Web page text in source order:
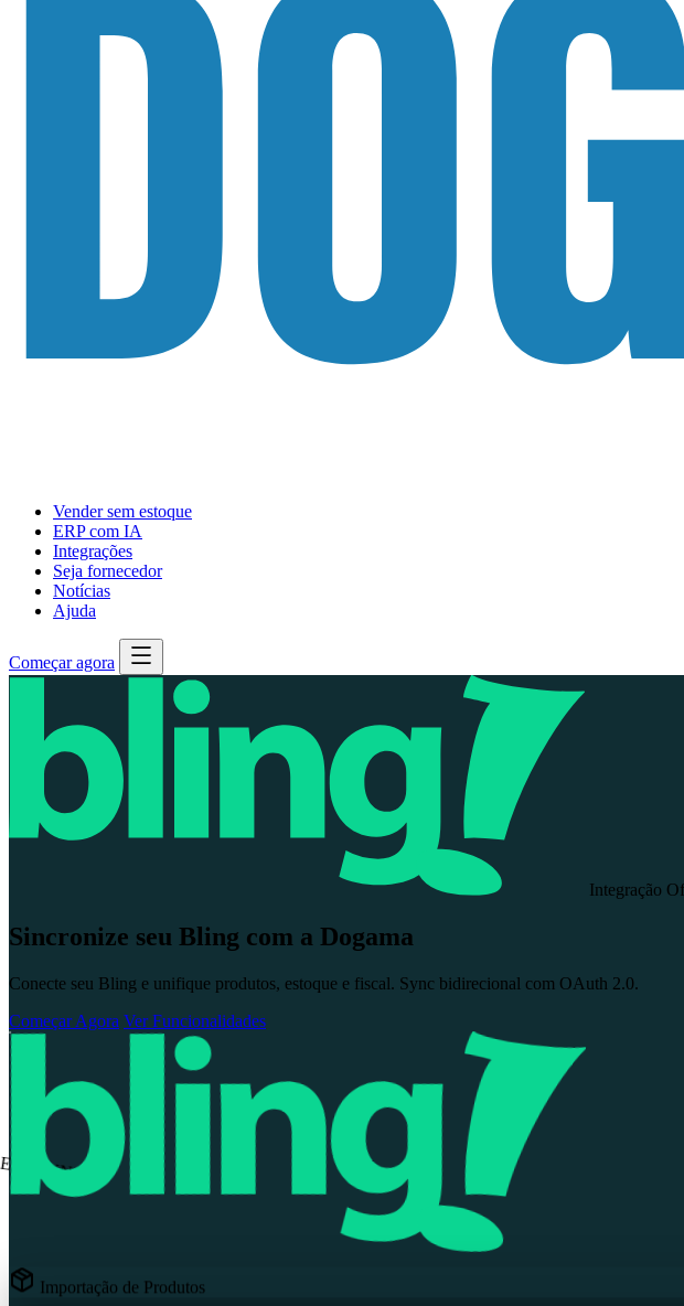
Vender sem estoque
ERP com IA
Integrações
Seja fornecedor
Notícias
Ajuda
Começar agora
Integração
Sincronize seu Bling com a Dogama
Conecte seu Bling e unifique produtos, estoque e fiscal. Sync bidirecional com OAuth 2.0.
Começar Agora Ver Funcionalidades
ERP SYNC
Importação de Produtos